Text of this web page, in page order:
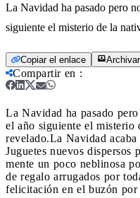
La Navidad ha pasado pero
siguiente el misterio de la
Copiar el enlace
Compartir en :
La Navidad ha pasado
el año siguiente el misterio
revelado.La Navidad
Juguetes nuevos dispersos
mente un poco neblinosa
de regalo arrugados por
felicitación en el buzón por